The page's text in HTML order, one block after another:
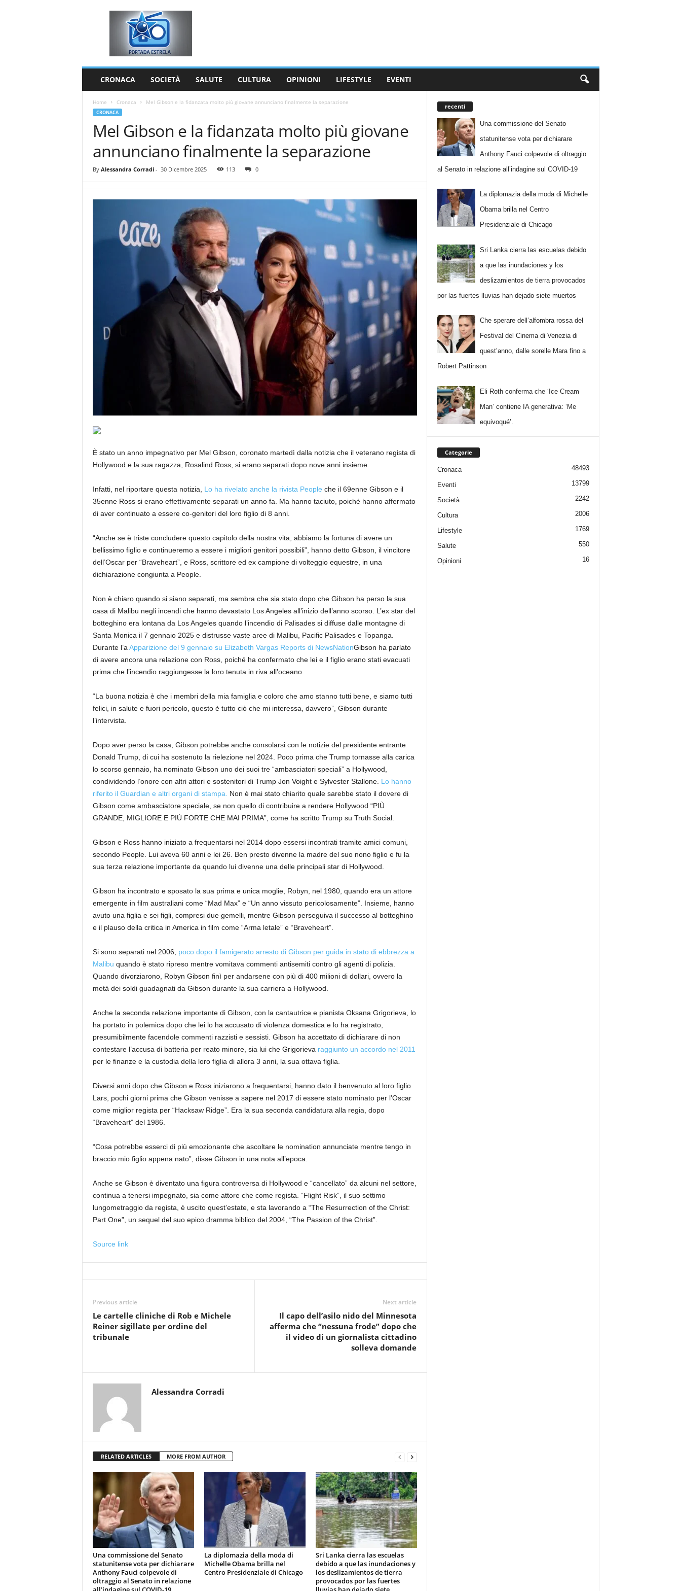
CRONACA SOCIETÀ SALUTE CULTURA OPINIONI LIFESTYLE EVENTI
Home Cronaca Mel Gibson e la fidanzata molto più giovane annunciano finalmente la separazione
CRONACA
Mel Gibson e la fidanzata molto più giovane
annunciano finalmente la separazione
By Alessandra Corradi- 30 Dicembre 2025 113 0
È stato un anno impegnativo per Mel Gibson, coronato martedì dalla notizia che il veterano regista di
Hollywood e la sua ragazza, Rosalind Ross, si erano separati dopo nove anni insieme.
Infatti, nel riportare questa notizia, Lo ha rivelato anche la rivista People che il 69enne Gibson e il
35enne Ross si erano effettivamente separati un anno fa. Ma hanno taciuto, poiché hanno affermato
di aver continuato a essere co-genitori del loro figlio di 8 anni.
“Anche se è triste concludere questo capitolo della nostra vita, abbiamo la fortuna di avere un
bellissimo figlio e continueremo a essere i migliori genitori possibili”, hanno detto Gibson, il vincitore
dell’Oscar per “Braveheart”, e Ross, scrittore ed ex campione di volteggio equestre, in una
dichiarazione congiunta a People.
Non è chiaro quando si siano separati, ma sembra che sia stato dopo che Gibson ha perso la sua
casa di Malibu negli incendi che hanno devastato Los Angeles all’inizio dell’anno scorso. L’ex star del
botteghino era lontana da Los Angeles quando l’incendio di Palisades si diffuse dalle montagne di
Santa Monica il 7 gennaio 2025 e distrusse vaste aree di Malibu, Pacific Palisades e Topanga.
Durante l’a Apparizione del 9 gennaio su Elizabeth Vargas Reports di NewsNationGibson ha parlato
di avere ancora una relazione con Ross, poiché ha confermato che lei e il figlio erano stati evacuati
prima che l’incendio raggiungesse la loro tenuta in riva all’oceano.
“La buona notizia è che i membri della mia famiglia e coloro che amo stanno tutti bene, e siamo tutti
felici, in salute e fuori pericolo, questo è tutto ciò che mi interessa, davvero”, Gibson durante
l’intervista.
Dopo aver perso la casa, Gibson potrebbe anche consolarsi con le notizie del presidente entrante
Donald Trump, di cui ha sostenuto la rielezione nel 2024. Poco prima che Trump tornasse alla carica
lo scorso gennaio, ha nominato Gibson uno dei suoi tre “ambasciatori speciali” a Hollywood,
condividendo l’onore con altri attori e sostenitori di Trump Jon Voight e Sylvester Stallone. Lo hanno
riferito il Guardian e altri organi di stampa. Non è mai stato chiarito quale sarebbe stato il dovere di
Gibson come ambasciatore speciale, se non quello di contribuire a rendere Hollywood “PIÙ
GRANDE, MIGLIORE E PIÙ FORTE CHE MAI PRIMA”, come ha scritto Trump su Truth Social.
Gibson e Ross hanno iniziato a frequentarsi nel 2014 dopo essersi incontrati tramite amici comuni,
secondo People. Lui aveva 60 anni e lei 26. Ben presto divenne la madre del suo nono figlio e fu la
sua terza relazione importante da quando lui divenne una delle principali star di Hollywood.
Gibson ha incontrato e sposato la sua prima e unica moglie, Robyn, nel 1980, quando era un attore
emergente in film australiani come “Mad Max” e “Un anno vissuto pericolosamente”. Insieme, hanno
avuto una figlia e sei figli, compresi due gemelli, mentre Gibson perseguiva il successo al botteghino
e il plauso della critica in America in film come “Arma letale” e “Braveheart”.
Si sono separati nel 2006, poco dopo il famigerato arresto di Gibson per guida in stato di ebbrezza a
Malibu quando è stato ripreso mentre vomitava commenti antisemiti contro gli agenti di polizia.
Quando divorziarono, Robyn Gibson finì per andarsene con più di 400 milioni di dollari, ovvero la
metà dei soldi guadagnati da Gibson durante la sua carriera a Hollywood.
Anche la seconda relazione importante di Gibson, con la cantautrice e pianista Oksana Grigorieva, lo
ha portato in polemica dopo che lei lo ha accusato di violenza domestica e lo ha registrato,
presumibilmente facendole commenti razzisti e sessisti. Gibson ha accettato di dichiarare di non
contestare l’accusa di batteria per reato minore, sia lui che Grigorieva raggiunto un accordo nel 2011
per le finanze e la custodia della loro figlia di allora 3 anni, la sua ottava figlia.
Diversi anni dopo che Gibson e Ross iniziarono a frequentarsi, hanno dato il benvenuto al loro figlio
Lars, pochi giorni prima che Gibson venisse a sapere nel 2017 di essere stato nominato per l’Oscar
come miglior regista per “Hacksaw Ridge”. Era la sua seconda candidatura alla regia, dopo
“Braveheart” del 1986.
“Cosa potrebbe esserci di più emozionante che ascoltare le nomination annunciate mentre tengo in
braccio mio figlio appena nato”, disse Gibson in una nota all’epoca.
Anche se Gibson è diventato una figura controversa di Hollywood e “cancellato” da alcuni nel settore,
continua a tenersi impegnato, sia come attore che come regista. “Flight Risk”, il suo settimo
lungometraggio da regista, è uscito quest’estate, e sta lavorando a “The Resurrection of the Christ:
Part One”, un sequel del suo epico dramma biblico del 2004, “The Passion of the Christ”.
Source link
Previous article
Le cartelle cliniche di Rob e Michele
Reiner sigillate per ordine del
tribunale
Next article
Il capo dell’asilo nido del Minnesota
afferma che “nessuna frode” dopo che
il video di un giornalista cittadino
solleva domande
Alessandra Corradi
RELATED ARTICLES MORE FROM AUTHOR
Una commissione del Senato
statunitense vota per dichiarare
Anthony Fauci colpevole di
oltraggio al Senato in relazione
La diplomazia della moda di
Michelle Obama brilla nel
Centro Presidenziale di Chicago
Sri Lanka cierra las escuelas
debido a que las inundaciones y
los deslizamientos de tierra
provocados por las fuertes
recenti
Una commissione del Senato
statunitense vota per dichiarare
Anthony Fauci colpevole di oltraggio
al Senato in relazione all’indagine sul COVID-19
La diplomazia della moda di Michelle
Obama brilla nel Centro
Presidenziale di Chicago
Sri Lanka cierra las escuelas debido
a que las inundaciones y los
deslizamientos de tierra provocados
por las fuertes lluvias han dejado siete muertos
Che sperare dell’alfombra rossa del
Festival del Cinema di Venezia di
quest’anno, dalle sorelle Mara fino a
Robert Pattinson
Eli Roth conferma che ‘Ice Cream
Man’ contiene IA generativa: ‘Me
equivoqué’.
Categorie
Cronaca 48493
Eventi 13799
Società 2242
Cultura 2006
Lifestyle 1769
Salute 550
Opinioni 16